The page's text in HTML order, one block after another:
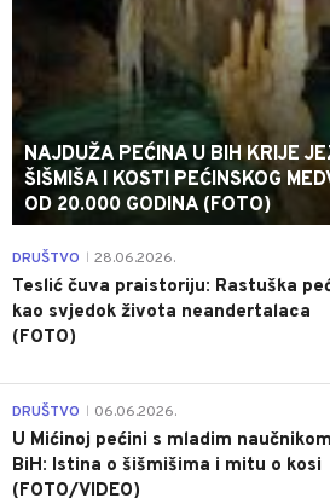
NAJDUŽA PEĆINA U BIH KRIJE
ŠIŠMIŠA I KOSTI PEĆINSKOG
OD 20.000 GODINA (FOTO)
DRUŠTVO 28.06.2026.
Teslić čuva praistoriju: Rastuška
kao svjedok života neandertalaca
(FOTO)
DRUŠTVO 06.06.2026.
U Mićinoj pećini s mladim
BiH: Istina o šišmišima i mitu o kosi
(FOTO/VIDEO)